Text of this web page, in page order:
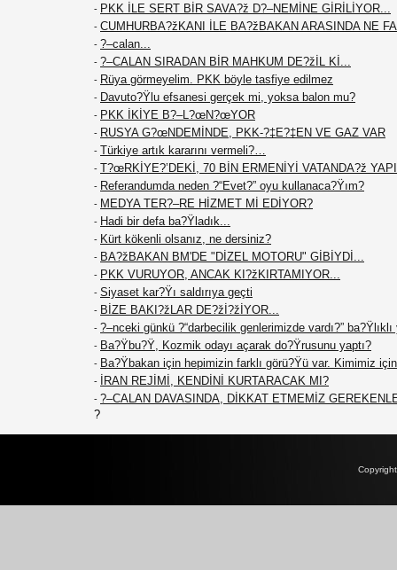
- PKK İLE SERT BİR SAVA?ž D?–NEMİNE GİRİLİYOR...
- CUMHURBA?žKANI İLE BA?žBAKAN ARASINDA NE
- ?–calan...
- ?–CALAN SIRADAN BİR MAHKUM DE?žİL Kİ...
- Rüya görmeyelim. PKK böyle tasfiye edilmez
- Davuto?Ÿlu efsanesi gerçek mi, yoksa balon mu?
- PKK İKİYE B?–L?œN?œYOR
- RUSYA G?œNDEMİNDE, PKK-?‡E?‡EN VE GAZ VAR
- Türkiye artık kararını vermeli?…
- T?œRKİYE?’DEKİ, 70 BİN ERMENİYİ VATANDA?ž
- Referandumda neden ?“Evet?” oyu kullanaca?Ÿım?
- MEDYA TER?–RE HİZMET Mİ EDİYOR?
- Hadi bir defa ba?Ÿladık...
- Kürt kökenli olsanız, ne dersiniz?
- BA?žBAKAN BM'DE "DİZEL MOTORU" GİBİYDİ...
- PKK VURUYOR, ANCAK KI?žKIRTAMIYOR...
- Siyaset kar?Ÿı saldırıya geçti
- BİZE BAKI?žLAR DE?žİ?žİYOR...
- ?–nceki günkü ?“darbecilik genlerimizde vardı?”
- Ba?Ÿbu?Ÿ, Kozmik odayı açarak do?Ÿrusunu yaptı?
- Ba?Ÿbakan için hepimizin farklı görü?Ÿü var. Kimimiz
- İRAN REJİMİ, KENDİNİ KURTARACAK MI?
- ?–CALAN DAVASINDA, DİKKAT ETMEMİZ
?